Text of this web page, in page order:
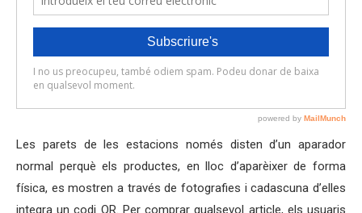
Les parets de les estacions només disten d’un aparador
normal perquè els productes, en lloc d’aparèixer de forma
física, es mostren a través de fotografies i cadascuna d’elles
integra un codi QR. Per comprar qualsevol article, els usuaris